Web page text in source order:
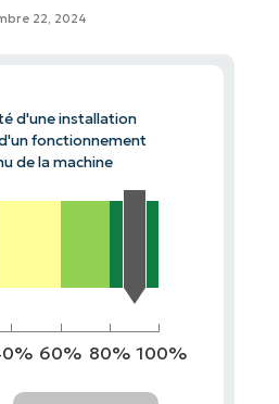
22, 2024
d'une installation
fonctionnement
de la machine
60% 80% 100%